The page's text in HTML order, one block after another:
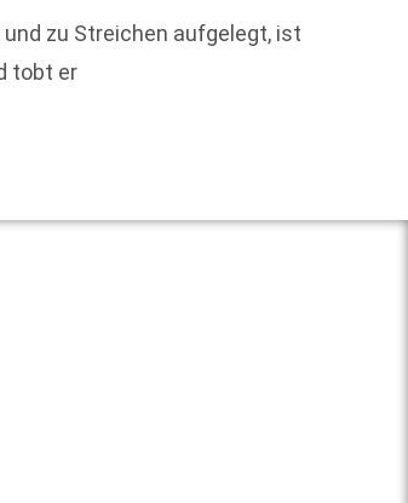
zu Streichen aufgelegt, ist
tobt er